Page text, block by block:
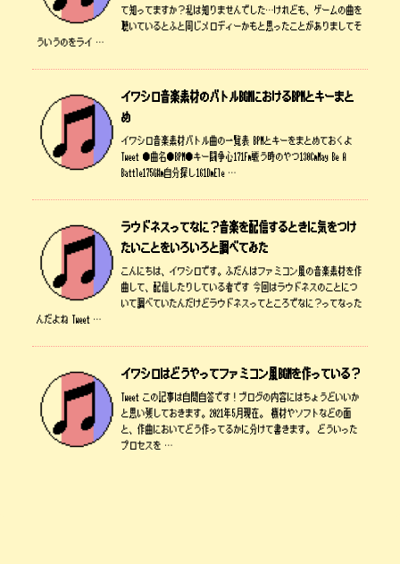
て知ってますか？私は知りませんでした…けれども、ゲームの曲を
聴いているとふと同じメロディーかもと思ったことがありましてそ
ういうのをライ …
イワシロ音楽素材のバトルBGMにおけるBPMとキーまと
め
イワシロ音楽素材バトル曲の一覧表 BPMとキーをまとめておくよ
Tweet ●曲名●BPM●キー闘争心171Fm戦う時のやつ130CmMay Be A
Battle175G#m自分探し161DmEle …
ラウドネスってなに？音楽を配信するときに気をつけ
たいことをいろいろと調べてみた
こんにちは、イワシロです。ふだんはファミコン風の音楽素材を作
曲して、配信したりしている者です 今回はラウドネスのことにつ
いて調べていたんだけどラウドネスってところでなに？ってなった
んだよね Tweet …
イワシロはどうやってファミコン風BGMを作っている？
Tweet この記事は自問自答です！ブログの内容にはちょうどいいか
と思い残しておきます。2021年5月現在。 機材やソフトなどの面
と、作曲においてどう作ってるかに分けて書きます。 どういった
プロセスを …